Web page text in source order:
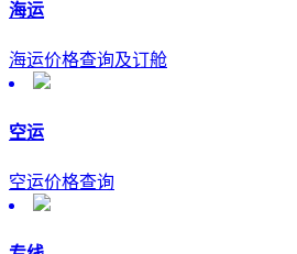
海运
海运价格查询及订舱
空运
空运价格查询